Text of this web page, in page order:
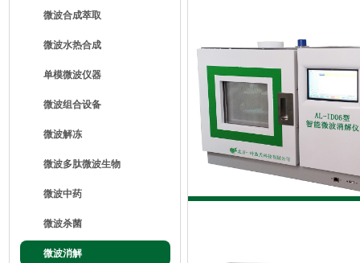
微波合成萃取
微波水热合成
单模微波仪器
微波组合设备
微波解冻
微波多肽微波生物
微波中药
微波杀菌
微波消解